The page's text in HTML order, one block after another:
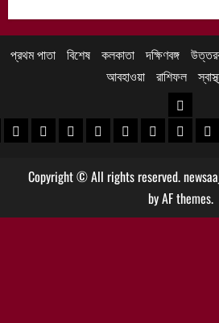
প্রথম পাতা বিশেষ কলকাতা দক্ষিণবঙ্গ
আবহাওয়া
রাশিফল
খবর
খবর
পুরুলিয়া খবর
বাঁকুড়া খবরপশ্চিম বর্ধমান খবর
পূর্ব বর্ধমান খবর
বীরভূম খবরমুর্শিদাবাদ খবর
উত্তরবঙ্গ
Copyright © All rights reserved.
by AF themes.